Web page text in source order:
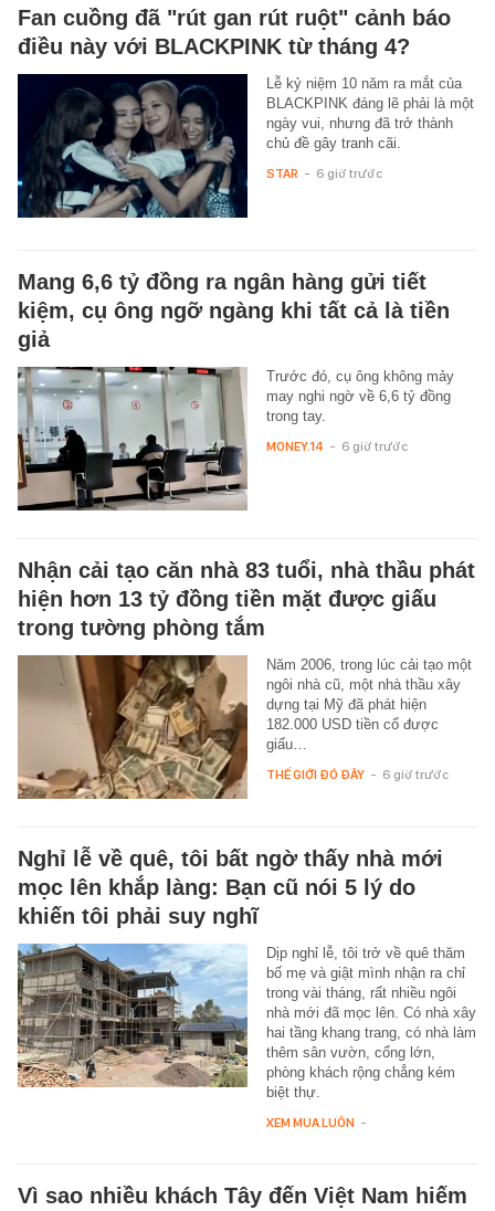
Fan cuồng đã "rút gan rút ruột" cảnh báo
điều này với BLACKPINK từ tháng 4?
Lễ kỷ niệm 10 năm ra mắt của
BLACKPINK đáng lẽ phải là một
ngày vui, nhưng đã trở thành
chủ đề gây tranh cãi.
STAR - 6 giờ trước
Mang 6,6 tỷ đồng ra ngân hàng gửi tiết
kiệm, cụ ông ngỡ ngàng khi tất cả là tiền
giả
Trước đó, cụ ông không mảy
may nghi ngờ về 6,6 tỷ đồng
trong tay.
MONEY.14 - 6 giờ trước
Nhận cải tạo căn nhà 83 tuổi, nhà thầu phát
hiện hơn 13 tỷ đồng tiền mặt được giấu
trong tường phòng tắm
Năm 2006, trong lúc cải tạo một
ngôi nhà cũ, một nhà thầu xây
dựng tại Mỹ đã phát hiện
182.000 USD tiền cổ được
giấu…
THẾ GIỚI ĐÓ ĐÂY - 6 giờ trước
Nghỉ lễ về quê, tôi bất ngờ thấy nhà mới
mọc lên khắp làng: Bạn cũ nói 5 lý do
khiến tôi phải suy nghĩ
Dịp nghỉ lễ, tôi trở về quê thăm
bố mẹ và giật mình nhận ra chỉ
trong vài tháng, rất nhiều ngôi
nhà mới đã mọc lên. Có nhà xây
hai tầng khang trang, có nhà làm
thêm sân vườn, cổng lớn,
phòng khách rộng chẳng kém
biệt thự.
XEM MUA LUÔN -
Vì sao nhiều khách Tây đến Việt Nam hiếm